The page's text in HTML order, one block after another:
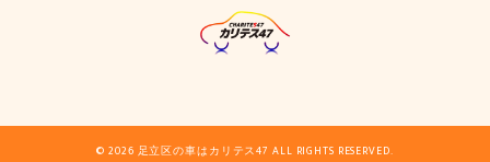
© 2026 足立区の車はカリテス47 ALL RIGHTS RESERVED.